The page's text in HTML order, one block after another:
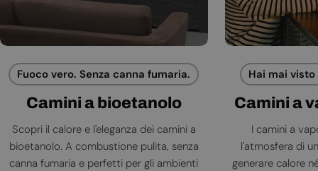
Fuoco vero. Senza canna fumaria.
Camini a bioetanolo
Scopri il calore e l'eleganza dei camini a
bioetanolo. A combustione pulita, senza
canna fumaria e perfetti per gli ambienti
Hai mai
Camini a
I camini a
l'atmosfera di
generare calore